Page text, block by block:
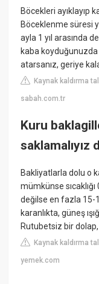
Böcekleri ayıklayıp
Böceklenme süresi
ayla 1 yıl arasında
kaba koyduğunuzda
atarsanız, geriye
Kaynak kaldırma
sabah.com.tr
Kuru
saklamalıyız
Bakliyatlarla dolu o
mümkünse
değilse en fazla 15-
karanlıkta, güneş
Rutubetsiz bir
Kaynak kaldırma
yemek.com